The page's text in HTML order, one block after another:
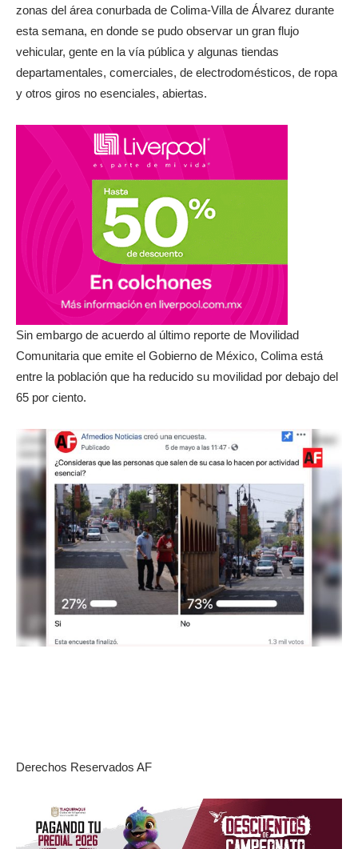
zonas del área conurbada de Colima-Villa de Álvarez durante
esta semana, en donde se pudo observar un gran flujo
vehicular, gente en la vía pública y algunas tiendas
departamentales, comerciales, de electrodomésticos, de ropa
y otros giros no esenciales, abiertas.
Sin embargo de acuerdo al último reporte de Movilidad
Comunitaria que emite el Gobierno de México, Colima está
entre la población que ha reducido su movilidad por debajo del
65 por ciento.
Derechos Reservados AF